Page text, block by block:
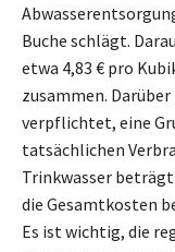
Buche schlägt.
etwa 4,83 € pro
zusammen.
verpflichtet, eine
tatsächlichen
Trinkwasser
die Gesamtkosten
Es ist wichtig, die